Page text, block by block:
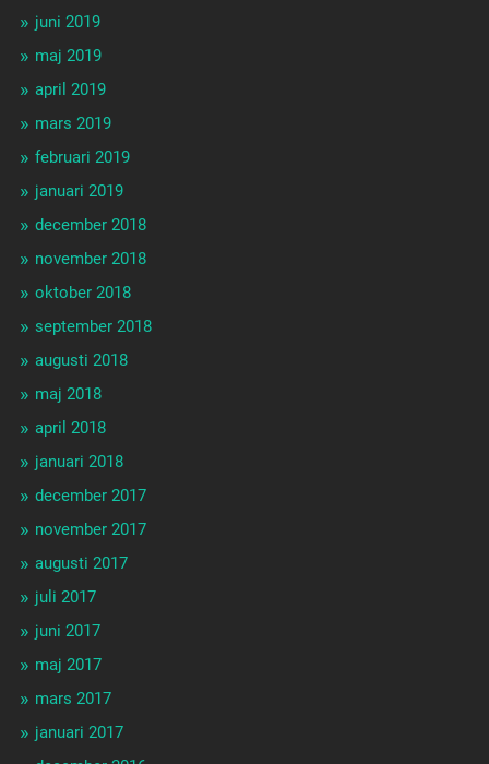
juni 2019
maj 2019
april 2019
mars 2019
februari 2019
januari 2019
december 2018
november 2018
oktober 2018
september 2018
augusti 2018
maj 2018
april 2018
januari 2018
december 2017
november 2017
augusti 2017
juli 2017
juni 2017
maj 2017
mars 2017
januari 2017